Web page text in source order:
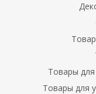
Товары
Товары для